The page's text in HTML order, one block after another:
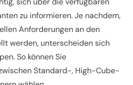
zu informieren. Je nachdem,
Anforderungen an den
werden, unterscheiden sich
So können Sie
Standard-, High-Cube-